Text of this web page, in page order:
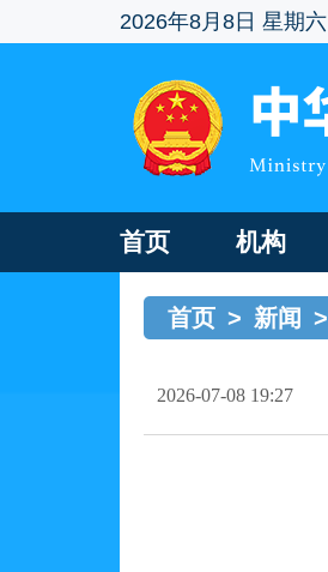
2026年8月8日 星期六
首页 机构
首页 > 新闻 >
2026-07-08 19:27